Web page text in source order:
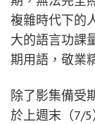
複雜時代下的
大的語言功課
期用語，敬業
除了影集備受
於上週末（7/